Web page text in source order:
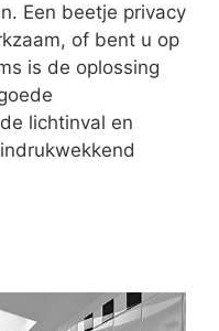
Een beetje privacy
of bent u op
is de oplossing
lichtinval en